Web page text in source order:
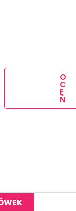
O
C
E
Ń